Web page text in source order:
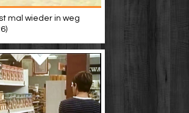
mal wieder in weg